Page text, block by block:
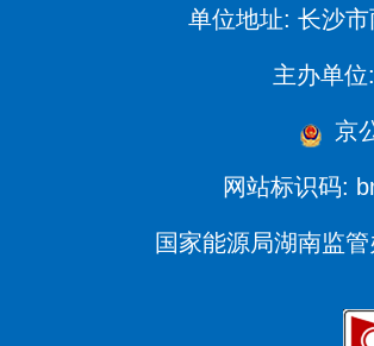
单位地址: 长沙
主办单
京
网站标识码:
国家能源局湖南监